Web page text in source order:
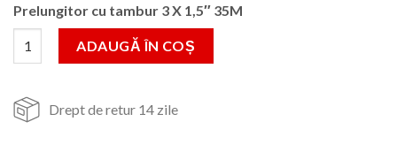
a
fost:
176lei.
este:
138lei.
Prelungitor cu tambur 3 X 1,5″ 35M
Cantitate Prelungitor cu tambur 3 X 1,5" 35M, Manual
ADAUGĂ ÎN COȘ
Drept de retur 14 zile